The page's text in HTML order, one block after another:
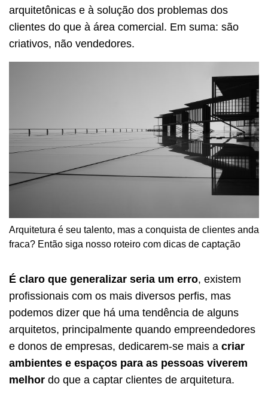
arquitetônicas e à solução dos problemas dos
clientes do que à área comercial. Em suma: são
criativos, não vendedores.
Arquitetura é seu talento, mas a conquista de clientes anda
fraca? Então siga nosso roteiro com dicas de captação
É claro que generalizar seria um erro, existem
profissionais com os mais diversos perfis, mas
podemos dizer que há uma tendência de alguns
arquitetos, principalmente quando empreendedores
e donos de empresas, dedicarem-se mais a criar
ambientes e espaços para as pessoas viverem
melhor do que a captar clientes de arquitetura.